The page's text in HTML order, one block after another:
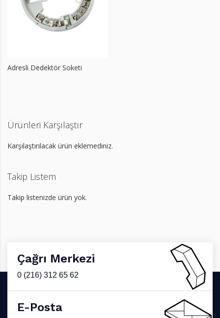
Adresli Dedektör Soketi
Ürünleri Karşılaştır
Karşılaştırılacak ürün eklemediniz.
Takip Listem
Takip listenizde ürün yok.
Çağrı Merkezi
0 (216) 312 65 62
E-Posta